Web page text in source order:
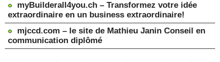
myBuilderall4you.ch – Transformez votre idée
extraordinaire en un business extraordinaire!
mjccd.com – le site de Mathieu Janin Conseil en
communication diplômé